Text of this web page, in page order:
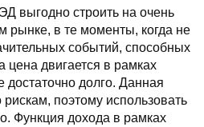
выгодно строить на очень
рынке, в те моменты, когда не
событий, способных
цена двигается в рамках
долго. Данная
поэтому использовать
Функция дохода в рамках